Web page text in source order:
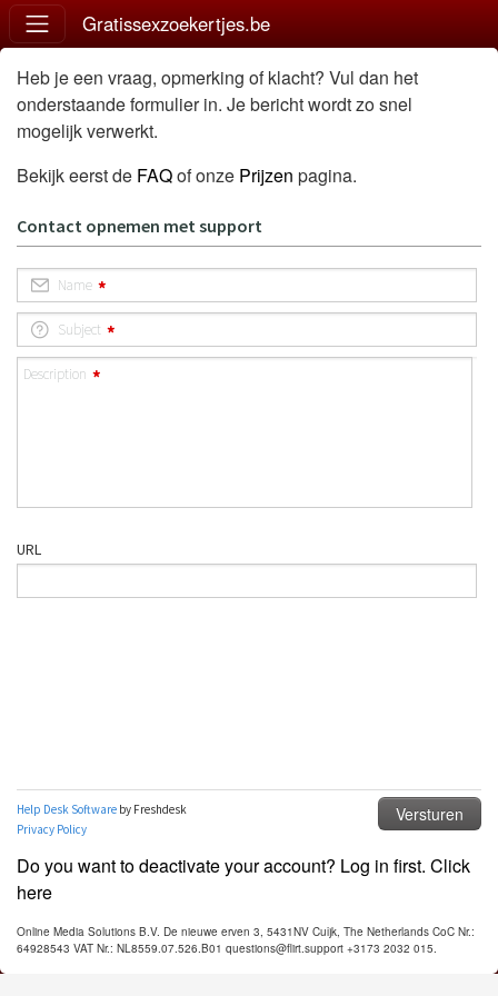
Gratissexzoekertjes.be
Heb je een vraag, opmerking of klacht? Vul dan het
onderstaande formulier in. Je bericht wordt zo snel
mogelijk verwerkt.
Bekijk eerst de FAQof onze Prijzen pagina.
Do you want to deactivate your account? Log in first. Click
here
Online Media Solutions B.V. De nieuwe erven 3, 5431NV Cuijk, The Netherlands CoC Nr.:
64928543 VAT Nr.: NL8559.07.526.B01 questions@flirt.support +3173 2032 015.